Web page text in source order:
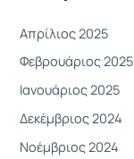
Απρίλιος 2025
Φεβρουάριος 2025
Ιανουάριος 2025
Δεκέμβριος 2024
Νοέμβριος 2024